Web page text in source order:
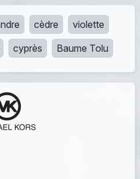
cèdre
violette
cyprès Baume Tolu